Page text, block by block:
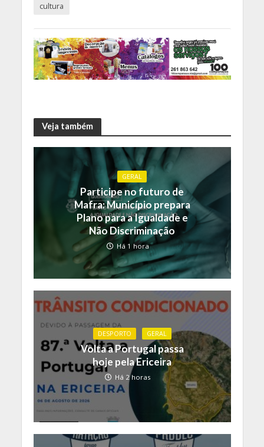
cultura
Veja também
GERAL
Participe no futuro de
Mafra: Município prepara
Plano para a Igualdade e
Não Discriminação
Há 1 hora
DESPORTO GERAL
Volta a Portugal passa
hoje pela Ericeira
Há 2 horas